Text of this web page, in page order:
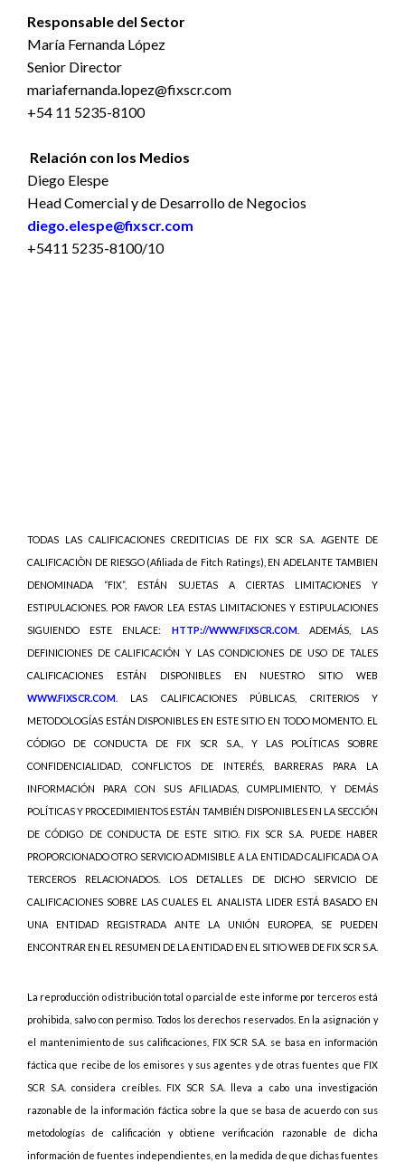
Responsable del Sector
María Fernanda López
Senior Director
mariafernanda.lopez@fixscr.com
+54 11 5235-8100
Relación con los Medios
Diego Elespe
Head Comercial y de Desarrollo de Negocios
diego.elespe@fixscr.com
+5411 5235-8100/10
TODAS LAS CALIFICACIONES CREDITICIAS DE FIX SCR S.A. AGENTE DE
CALIFICACIÒN DE RIESGO (Afiliada de Fitch Ratings), EN ADELANTE TAMBIEN
DENOMINADA “FIX”, ESTÁN SUJETAS A CIERTAS LIMITACIONES Y
ESTIPULACIONES. POR FAVOR LEA ESTAS LIMITACIONES Y ESTIPULACIONES
SIGUIENDO ESTE ENLACE: HTTP://WWW.FIXSCR.COM . ADEMÁS, LAS
DEFINICIONES DE CALIFICACIÓN Y LAS CONDICIONES DE USO DE TALES
CALIFICACIONES ESTÁN DISPONIBLES EN NUESTRO SITIO WEB
WWW.FIXSCR.COM . LAS CALIFICACIONES PÚBLICAS, CRITERIOS Y
METODOLOGÍAS ESTÁN DISPONIBLES EN ESTE SITIO EN TODO MOMENTO. EL
CÓDIGO DE CONDUCTA DE FIX SCR S.A., Y LAS POLÍTICAS SOBRE
CONFIDENCIALIDAD, CONFLICTOS DE INTERÉS, BARRERAS PARA LA
INFORMACIÓN PARA CON SUS AFILIADAS, CUMPLIMIENTO, Y DEMÁS
POLÍTICAS Y PROCEDIMIENTOS ESTÁN TAMBIÉN DISPONIBLES EN LA SECCIÓN
DE CÓDIGO DE CONDUCTA DE ESTE SITIO. FIX SCR S.A. PUEDE HABER
PROPORCIONADO OTRO SERVICIO ADMISIBLE A LA ENTIDAD CALIFICADA O A
TERCEROS RELACIONADOS. LOS DETALLES DE DICHO SERVICIO DE
CALIFICACIONES SOBRE LAS CUALES EL ANALISTA LIDER ESTÁ BASADO EN
UNA ENTIDAD REGISTRADA ANTE LA UNIÓN EUROPEA, SE PUEDEN
ENCONTRAR EN EL RESUMEN DE LA ENTIDAD EN EL SITIO WEB DE FIX SCR S.A.
La reproducción o distribución total o parcial de este informe por terceros está
prohibida, salvo con permiso. Todos los derechos reservados. En la asignación y
el mantenimiento de sus calificaciones, FIX SCR S.A. se basa en información
fáctica que recibe de los emisores y sus agentes y de otras fuentes que FIX
SCR S.A. considera creíbles. FIX SCR S.A. lleva a cabo una investigación
razonable de la información fáctica sobre la que se basa de acuerdo con sus
metodologías de calificación y obtiene verificación razonable de dicha
información de fuentes independientes, en la medida de que dichas fuentes